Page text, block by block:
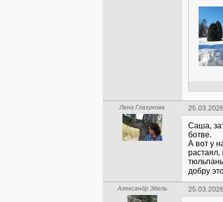
Лена Глазунова
Саша,
ботве.
А вот у
добру
Александр Эбель